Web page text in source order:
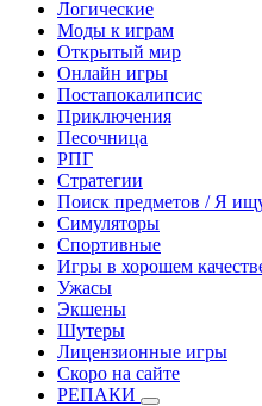
Логические
Моды к играм
Открытый мир
Онлайн игры
Постапокалипсис
Приключения
Песочница
РПГ
Стратегии
Поиск предметов / Я
Симуляторы
Спортивные
Игры в хорошем
Ужасы
Экшены
Шутеры
Лицензионные игры
Скоро на сайте
РЕПАКИ